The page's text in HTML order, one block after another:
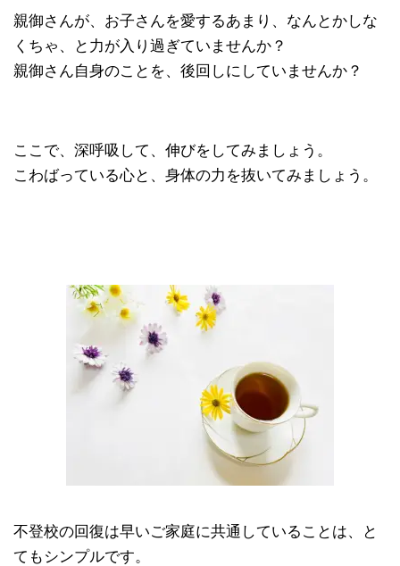
親御さんが、お子さんを愛するあまり、なんとかしな
くちゃ、と力が入り過ぎていませんか？
親御さん自身のことを、後回しにしていませんか？
ここで、深呼吸して、伸びをしてみましょう。
こわばっている心と、身体の力を抜いてみましょう。
不登校の回復は早いご家庭に共通していることは、と
てもシンプルです。